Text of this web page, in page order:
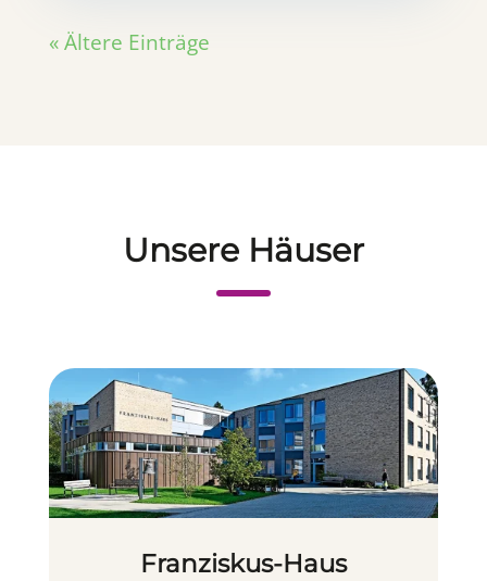
« Ältere Einträge
Unsere Häuser
Franziskus-Haus